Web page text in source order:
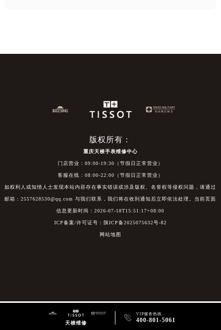
版权所有：
重庆天梭手表维修中心
门店营业：09:00-19:30（节假日正常营业）
客服在线：08:00-22:00（节假日正常营业）
如权利人或知情人士发现本站内容存在事实错误或涉及版权、名誉权等侵权问题，请通过
邮箱：2557628530@qq.com 与我们联系，我们将在收到通知后立即依法处理。当前页面
信息更新时间：2026-07-18T15:51:17+08:00
ICP备案/许可证号：陕ICP备2025075632号-82
网站地图
天梭维修
 VIP服务热线
400-801-5061